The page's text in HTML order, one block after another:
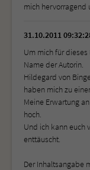
mich hervorragend
31.10.2011
Um mich für
Name der Autorin.
Hildegard von
haben mich zu
Meine Erwartung
hoch.
Und ich kann euch
enttäuscht.
Der Inhaltsangabe